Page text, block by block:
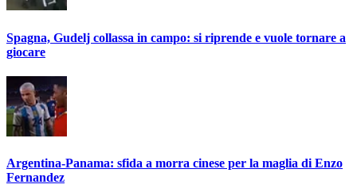
Spagna, Gudelj collassa in campo: si riprende e vuole tornare a
giocare
Argentina-Panama: sfida a morra cinese per la maglia di Enzo
Fernandez